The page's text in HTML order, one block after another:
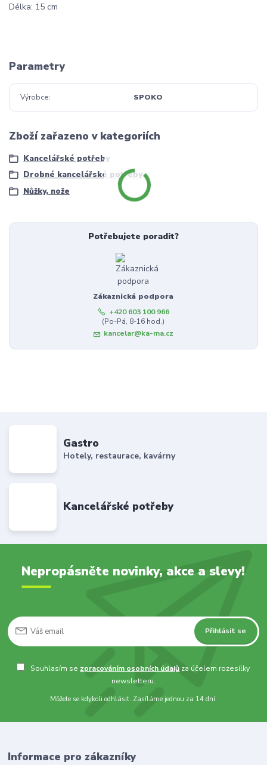
Délka: 15 cm
Parametry
Výrobce SPOKO
Zboží zařazeno v kategoriích
Kancelářské potřeby
Drobné kancelářské potřeby
Nůžky, nože
Potřebujete poradit?
Zákaznická podpora
+420 603 100 966
(Po-Pá, 8-16 hod.)
kancelar@ka-ma.cz
Gastro
Hotely, restaurace, kavárny
Kancelářské potřeby
Nepropásněte novinky, akce a slevy!
Přihlásit se
Souhlasím se zpracováním osobních údajů za účelem rozesílky
newsletteru.
Můžete se kdykoli odhlásit. Zasíláme jednou za 14 dní.
Informace pro zákazníky